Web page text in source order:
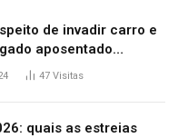
de invadir carro e
aposentado
no trânsito
47 Visitas
quais as estreias